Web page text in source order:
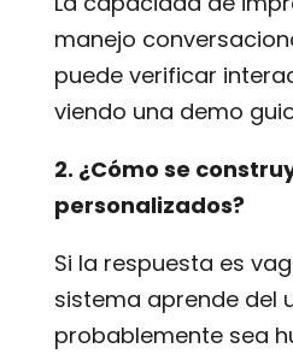
manejo
puede verificar
viendo una demo
2. ¿Cómo se
personalizados?
Si la respuesta es
sistema aprende del
probablemente sea